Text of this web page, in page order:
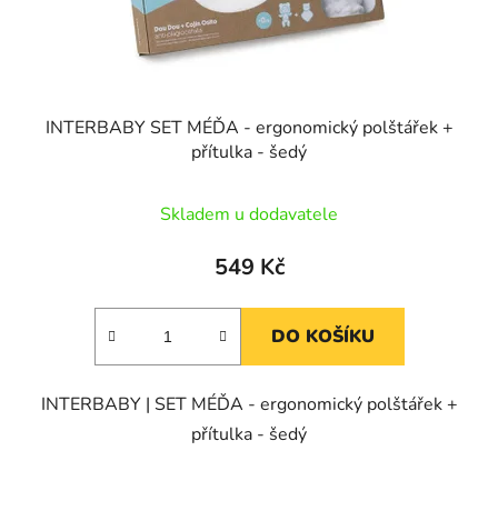
INTERBABY SET MÉĎA - ergonomický polštářek +
přítulka - šedý
Skladem u dodavatele
549 Kč
DO KOŠÍKU
INTERBABY | SET MÉĎA - ergonomický polštářek +
přítulka - šedý